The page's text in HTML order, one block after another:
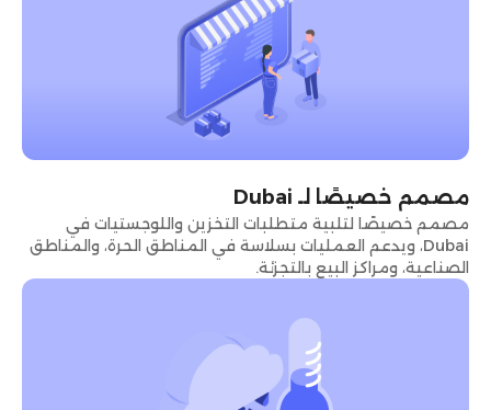
مصمم خصيصًا لـ Dubai
مصمم خصيصًا لتلبية متطلبات التخزين واللوجستيات في
Dubai، ويدعم العمليات بسلاسة في المناطق الحرة، والمناطق
الصناعية، ومراكز البيع بالتجزئة.